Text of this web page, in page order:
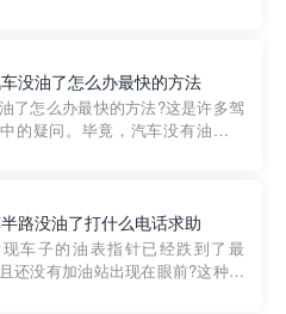
傅，解决没油的紧急情况。 首
们来了解一下穿...
没油了怎么办最快的方法
了怎么办最快的方法?这是许多驾
的疑问。毕竟，汽车没有油就无
序是一款专门解决汽车没油问题
务平台。通过...
路没油了打什么电话求助
车子的油表指针已经跌到了最
还没有加油站出现在眼前?这种情